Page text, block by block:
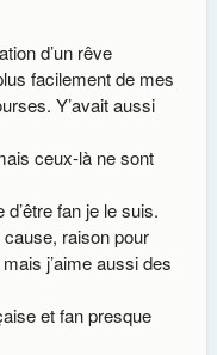
d’un rêve
facilement de mes
Y’avait aussi
ceux-là ne sont
fan je le suis.
raison pour
j’aime aussi des
et fan presque